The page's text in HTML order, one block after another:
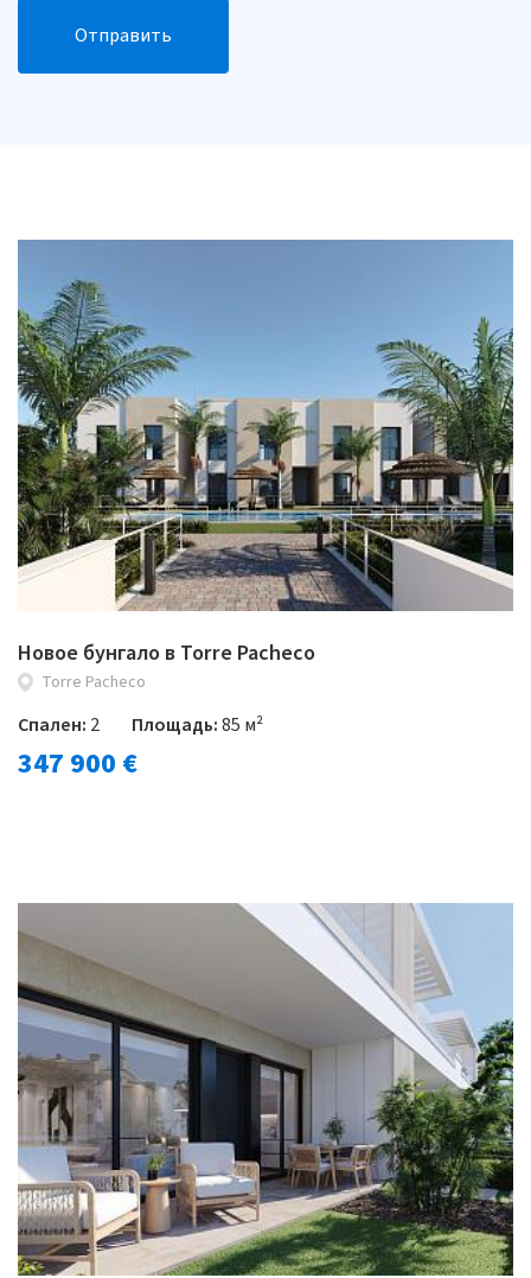
Отправить
Новое бунгало в Torre Pacheco
Torre Pacheco
Спален: 2 Площадь:85 м²
347 900 €